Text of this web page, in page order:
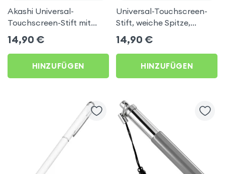
Akashi Universal-
Touchscreen-Stift mit
Trageschlaufe - Schwarz
für Motorola Moto E5
Play
14,90 €
HINZUFÜGEN
Universal-Touchscreen-
Stift, weiche Spitze,
Integrierter Clip –
Schwarz für Motorola
Moto E5 Play
14,90 €
HINZUFÜGEN